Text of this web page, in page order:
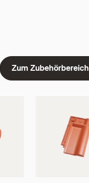
Zum Zubehörbereich